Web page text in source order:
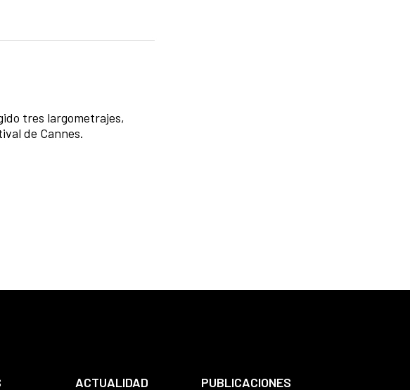
tres largometrajes,
de Cannes.
ACTUALIDAD PUBLICACIONES